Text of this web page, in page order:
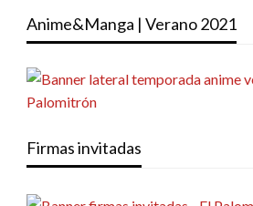
Anime&Manga | Verano 2021
Firmas invitadas